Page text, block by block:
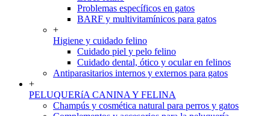
Problemas específicos en gatos
BARF y multivitamínicos para gatos
+
Higiene y cuidado felino
Cuidado piel y pelo felino
Cuidado dental, ótico y ocular en felinos
Antiparasitarios internos y externos para gatos
+
PELUQUERíA CANINA Y FELINA
Champús y cosmética natural para perros y gatos